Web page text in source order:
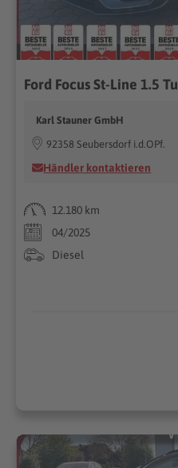
Karl Stauner GmbH
92358 Seubersdorf i.d.OPf.
Händler kontaktieren
12.180 km
04/2025
Diesel